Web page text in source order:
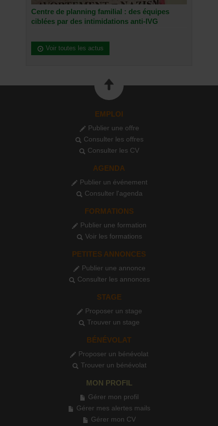
Centre de planning familial : des équipes
ciblées par des intimidations anti-IVG
Voir toutes les actus
EMPLOI
Publier une offre
Consulter les offres
Consulter les CV
AGENDA
Publier un événement
Consulter l'agenda
FORMATIONS
Publier une formation
Voir les formations
PETITES ANNONCES
Publier une annonce
Consulter les annonces
STAGE
Proposer un stage
Trouver un stage
BÉNÉVOLAT
Proposer un bénévolat
Trouver un bénévolat
MON PROFIL
Gérer mon profil
Gérer mes alertes mails
Gérer mon CV